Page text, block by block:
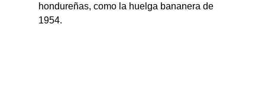
hondureñas, como la huelga bananera de
1954.